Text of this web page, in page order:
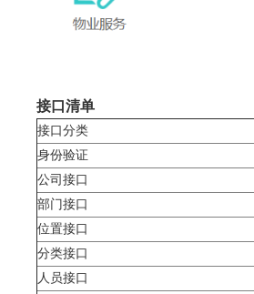
接口清单
接口分类
身份验证
公司接口
部门接口
位置接口
分类接口
人员接口